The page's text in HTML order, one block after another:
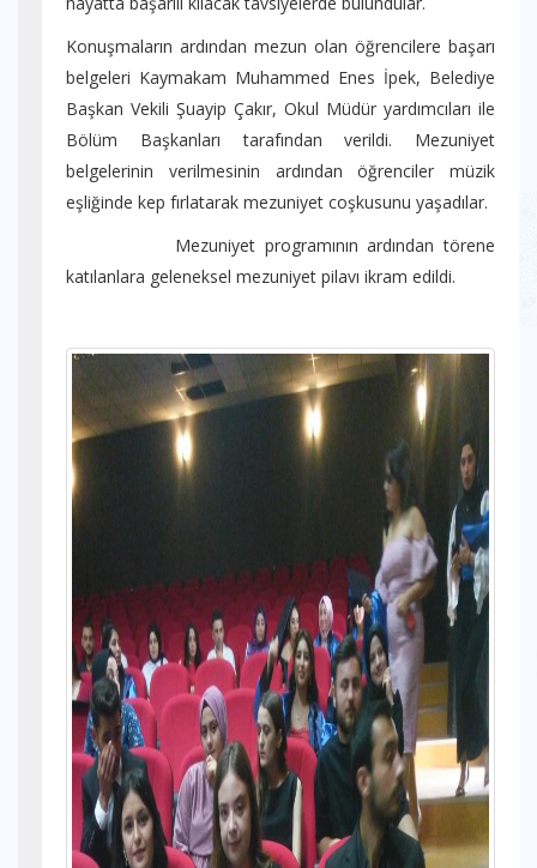
Konuşmaların ardından mezun olan öğrencilere başarı
belgeleri Kaymakam Muhammed Enes İpek, Belediye
Başkan Vekili Şuayip Çakır, Okul Müdür yardımcıları ile
Bölüm Başkanları tarafından verildi. Mezuniyet
belgelerinin verilmesinin ardından öğrenciler müzik
eşliğinde kep fırlatarak mezuniyet coşkusunu yaşadılar.
Mezuniyet programının ardından törene
katılanlara geleneksel mezuniyet pilavı ikram edildi.